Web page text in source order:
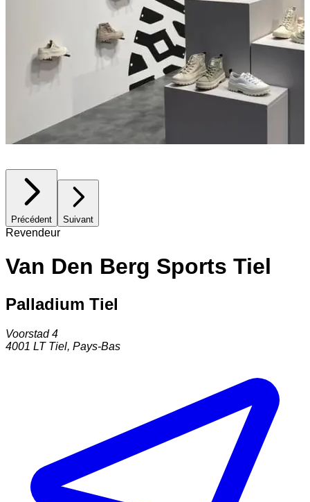
Précédent Suivant
Revendeur
Van Den Berg Sports Tiel
Palladium Tiel
Voorstad 4
4001 LT Tiel, Pays-Bas